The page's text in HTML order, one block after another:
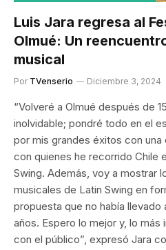
Luis Jara regresa al
Olmué: Un
musical
Por TVenserio Diciembre 3, 2024
“Volveré a Olmué después de
inolvidable; pondré todo en el
por mis grandes éxitos con una
con quienes he recorrido Chile
Swing. Además, voy a mostrar
musicales de Latin Swing en
propuesta que no había llevado
años. Espero lo mejor y, lo
con el público”, expresó Jara